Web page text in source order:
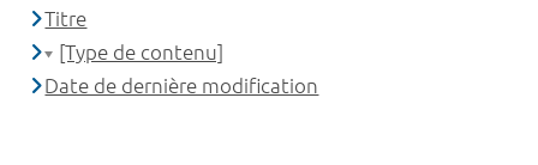
Titre
[Type de contenu]
Date de dernière modification